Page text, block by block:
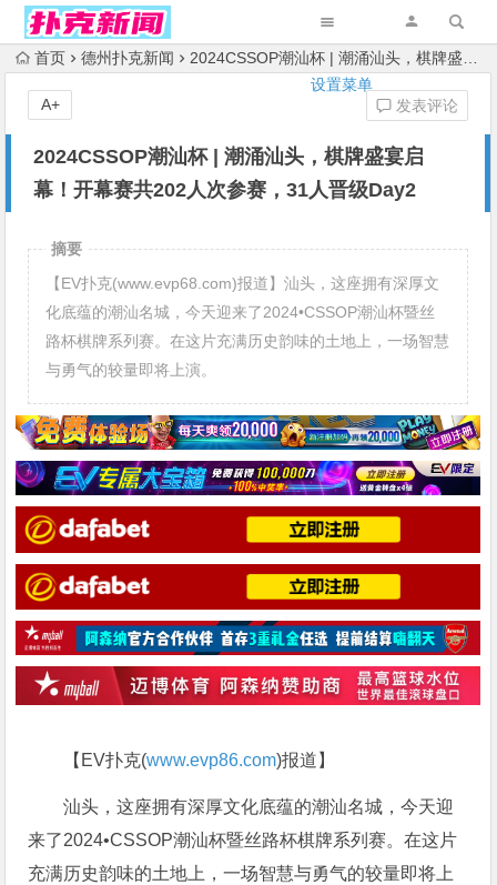
设置菜单
首页 德州扑克新闻 2024CSSOP潮汕杯 | 潮涌汕头，棋牌盛宴启幕！开幕赛共202人次参赛，31人晋级Day2
2024CSSOP潮汕杯 | 潮涌汕头，棋牌盛宴启
幕！开幕赛共202人次参赛，31人晋级Day2
发表评论
A+
摘要
【EV扑克(www.evp68.com)报道】汕头，这座拥有深厚文
化底蕴的潮汕名城，今天迎来了2024•CSSOP潮汕杯暨丝
路杯棋牌系列赛。在这片充满历史韵味的土地上，一场智慧
与勇气的较量即将上演。
【EV扑克(www.evp86.com)报道】
汕头，这座拥有深厚文化底蕴的潮汕名城，今天迎
来了2024•CSSOP潮汕杯暨丝路杯棋牌系列赛。在这片
充满历史韵味的土地上，一场智慧与勇气的较量即将上